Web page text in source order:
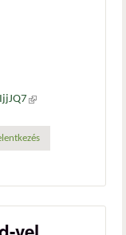
(külső